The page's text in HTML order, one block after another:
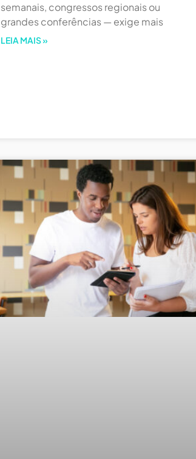
semanais, congressos regionais ou
grandes conferências — exige mais
LEIA MAIS »